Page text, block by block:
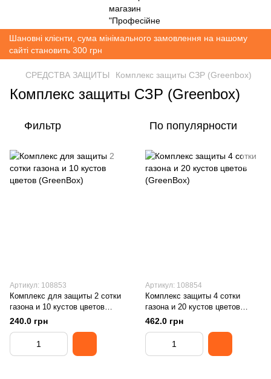
Шановні клієнти, сума мінімального замовлення на нашому
сайті становить 300 грн
СРЕДСТВА ЗАЩИТЫ Комплекс защиты СЗР (Greenbox)
Комплекс защиты СЗР (Greenbox)
Фильтр По популярности
Артикул: 108853
Комплекс для защиты 2 сотки
газона и 10 кустов цветов
(GreenBox)
240.0 грн
Артикул: 108854
Комплекс защиты 4 сотки
газона и 20 кустов цветов
(GreenBox)
462.0 грн